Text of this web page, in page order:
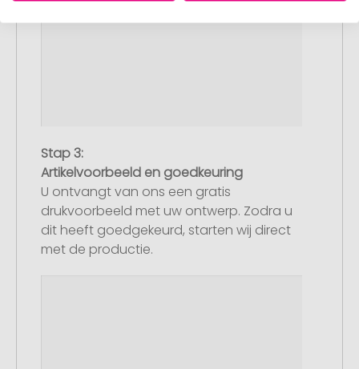
Stap 3:
Artikelvoorbeeld en goedkeuring
U ontvangt van ons een gratis
drukvoorbeeld met uw ontwerp. Zodra u
dit heeft goedgekeurd, starten wij direct
met de productie.